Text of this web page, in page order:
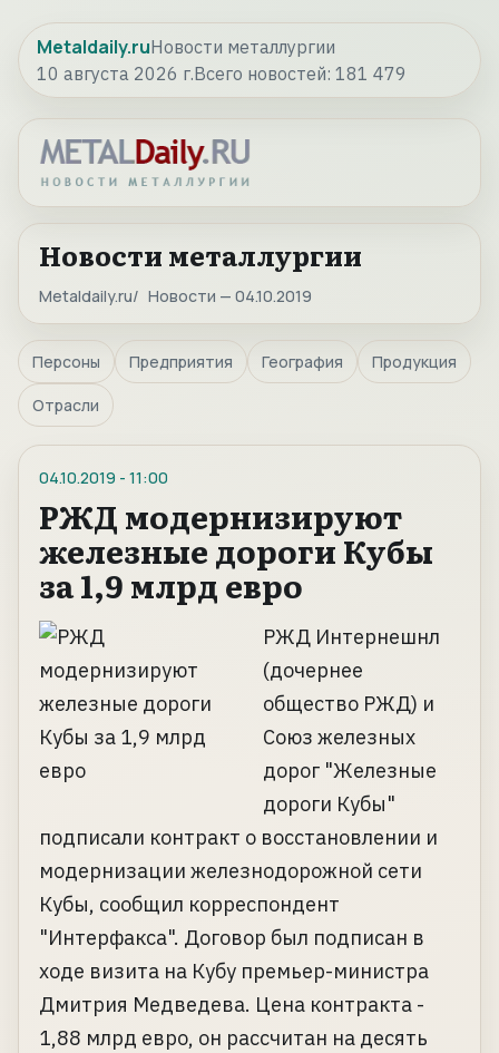
Metaldaily.ruНовости металлургии
10 августа 2026 г.Всего новостей: 181 479
Новости металлургии
Metaldaily.ru Новости — 04.10.2019
Персоны Предприятия География Продукция
Отрасли
04.10.2019 - 11:00
РЖД модернизируют
железные дороги Кубы
за 1,9 млрд евро
РЖД Интернешнл
(дочернее
общество РЖД) и
Союз железных
дорог "Железные
дороги Кубы"
подписали контракт о восстановлении и
модернизации железнодорожной сети
Кубы, сообщил корреспондент
"Интерфакса". Договор был подписан в
ходе визита на Кубу премьер-министра
Дмитрия Медведева. Цена контракта -
1,88 млрд евро, он рассчитан на десять